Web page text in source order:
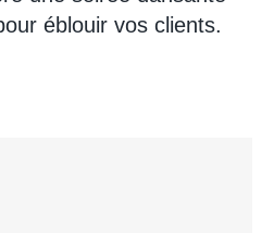
éblouir vos clients.